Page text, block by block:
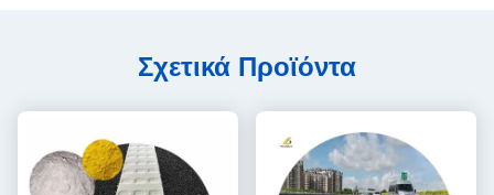
Σχετικά Προϊόντα